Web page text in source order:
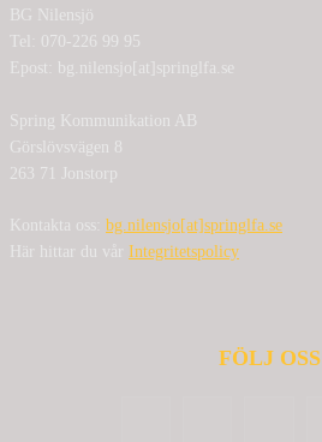
BG Nilensjö
Tel: 070-226 99 95
Epost: bg.nilensjo[at]springlfa.se
Spring Kommunikation AB
Görslövsvägen 8
263 71 Jonstorp
Kontakta oss: bg.nilensjo[at]springlfa.se
Här hittar du vår Integritetspolicy
FÖLJ OSS